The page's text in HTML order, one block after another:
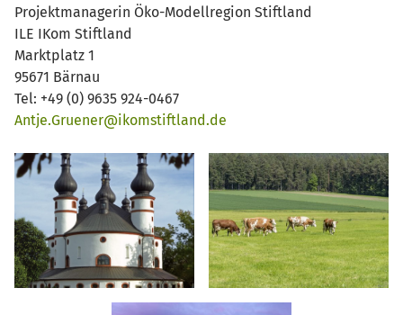
Projektmanagerin Öko-Modellregion Stiftland
ILE IKom Stiftland
Marktplatz 1
95671 Bärnau
Tel: +49 (0) 9635 924-0467
Antje.Gruener@ikomstiftland.de